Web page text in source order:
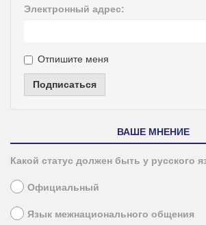
Электронный адрес:
Отпишите меня
Подписаться
ВАШЕ МНЕНИЕ
Какой статус должен быть у русского
Официальный
Язык межнационального общения